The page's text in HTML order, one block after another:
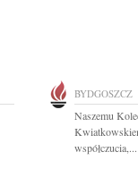
BYDGOSZCZ
Naszemu
współczucia,...